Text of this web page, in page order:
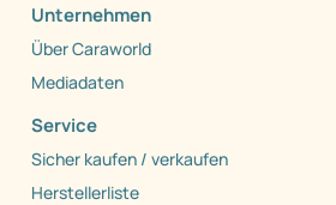
Unternehmen
Über Caraworld
Mediadaten
Service
Sicher kaufen / verkaufen
Herstellerliste